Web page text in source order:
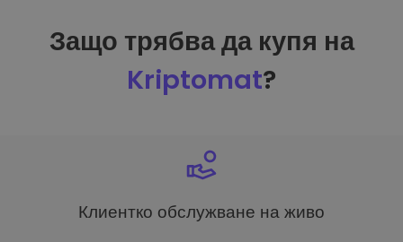
Защо трябва да купя на
Kriptomat?
Клиентко обслужване на живо